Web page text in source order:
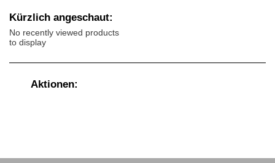
Kürzlich angeschaut:
No recently viewed products
to display
Aktionen: